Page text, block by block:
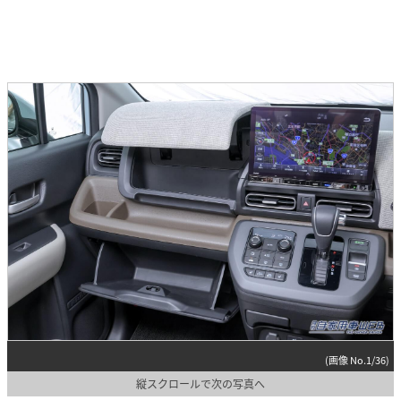
(画像 No.1/36)
縦スクロールで次の写真へ